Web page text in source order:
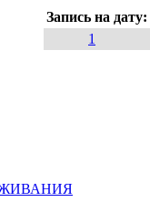
Запись на
1